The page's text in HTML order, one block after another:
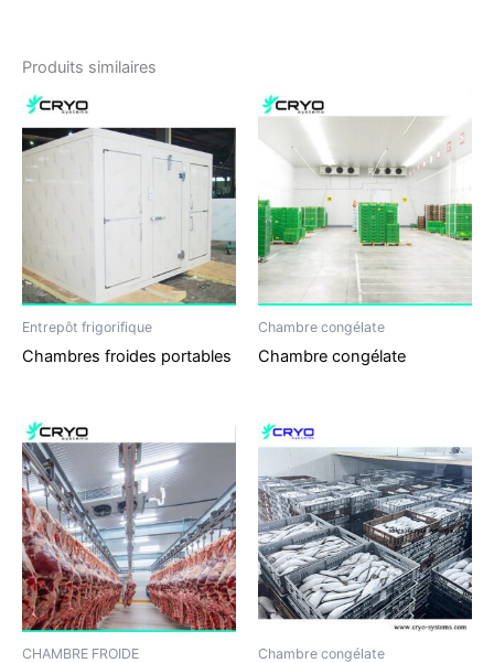
Produits similaires
Entrepôt frigorifique
Chambres froides portables
Chambre congélate
Chambre congélate
CHAMBRE FROIDE Chambre congélate